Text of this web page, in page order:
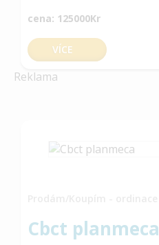
cena: 125000Kr
VÍCE
Reklama
Cbct planmeca